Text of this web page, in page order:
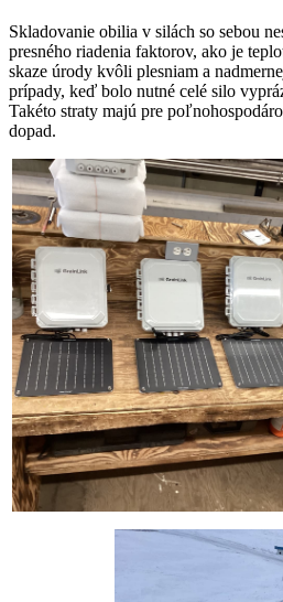
Skladovanie obilia v silách so sebou
presného riadenia faktorov, ako je
skaze úrody kvôli plesniam a
prípady, keď bolo nutné celé silo
Takéto straty majú pre
dopad.